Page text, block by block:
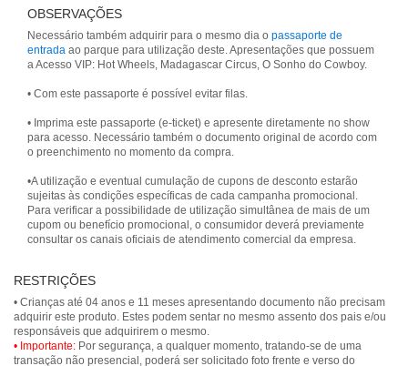
OBSERVAÇÕES
Necessário também adquirir para o mesmo dia o passaporte de
entrada ao parque para utilização deste. Apresentações que possuem
a Acesso VIP: Hot Wheels, Madagascar Circus, O Sonho do Cowboy.
• Com este passaporte é possível evitar filas.
• Imprima este passaporte (e-ticket) e apresente diretamente no show
para acesso. Necessário também o documento original de acordo com
o preenchimento no momento da compra.
•A utilização e eventual cumulação de cupons de desconto estarão
sujeitas às condições específicas de cada campanha promocional.
Para verificar a possibilidade de utilização simultânea de mais de um
cupom ou benefício promocional, o consumidor deverá previamente
consultar os canais oficiais de atendimento comercial da empresa.
RESTRIÇÕES
• Crianças até 04 anos e 11 meses apresentando documento não precisam
adquirir este produto. Estes podem sentar no mesmo assento dos pais e/ou
• Importante: Por segurança, a qualquer momento, tratando-se de uma
transação não presencial, poderá ser solicitado foto frente e verso do